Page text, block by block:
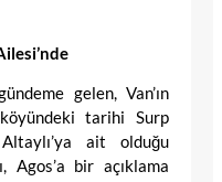
gelen, Van’ın
tarihi Surp
ait olduğu
Agos’a bir açıklama